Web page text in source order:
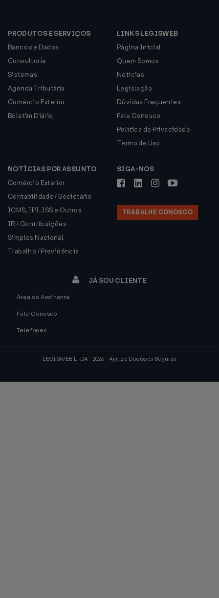
PRODUTOS E SERVIÇOS
Banco de Dados
Consultoria
Sistemas
Agenda Tributária
Comércio Exterior
Boletim Diário
LINKS LEGISWEB
Página Inicial
Quem Somos
Notícias
Legislação
Dúvidas Frequentes
Fale Conosco
Política de Privacidade
Termo de Uso
NOTÍCIAS POR ASSUNTO
Comércio Exterior
Contabilidade / Societário
ICMS, IPI, ISS e Outros
IR / Contribuições
Simples Nacional
Trabalho / Previdência
SIGA-NOS
TRABALHE CONOSCO
JÁ SOU CLIENTE
Área do Assinante
Fale Conosco
Telefones
LEGISWEB LTDA - 2026 - Agilize Decisões Seguras